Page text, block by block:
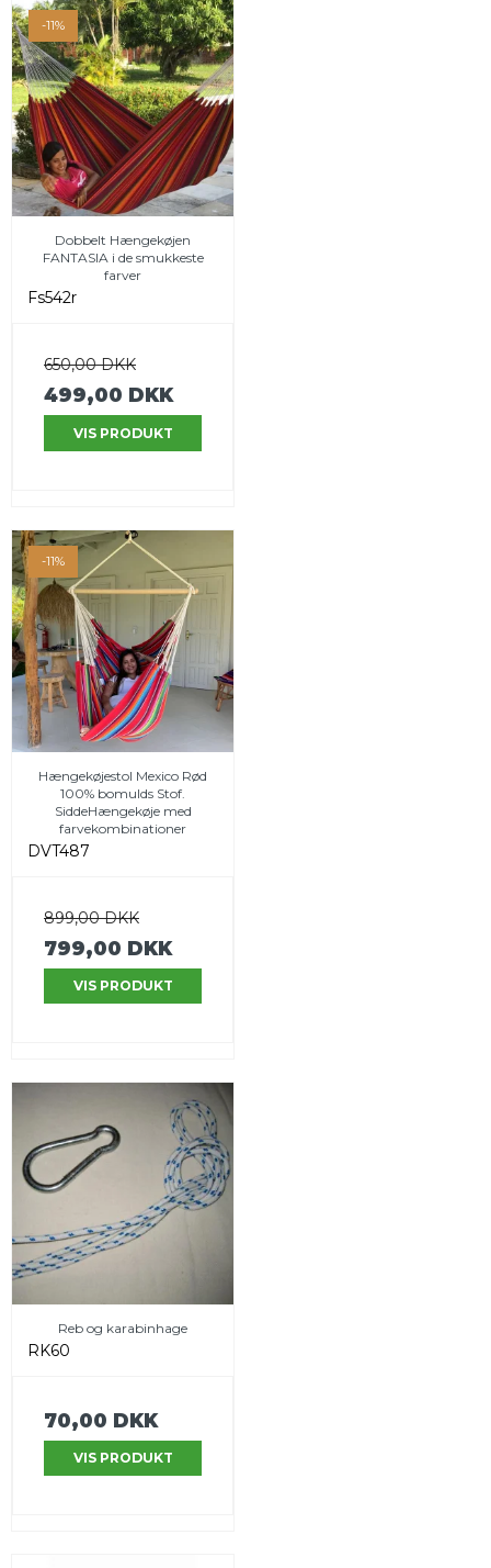
-11%
Dobbelt Hængekøjen
FANTASIA i de smukkeste
farver
Fs542r
650,00 DKK
499,00 DKK
VIS PRODUKT
-11%
Hængekøjestol Mexico Rød
100% bomulds Stof.
SiddeHængekøje med
farvekombinationer
DVT487
899,00 DKK
799,00 DKK
VIS PRODUKT
Reb og karabinhage
RK60
70,00 DKK
VIS PRODUKT